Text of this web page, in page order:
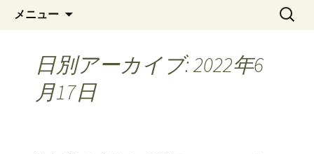
メニュー
検
日別アーカイブ: 2022年6
月17日